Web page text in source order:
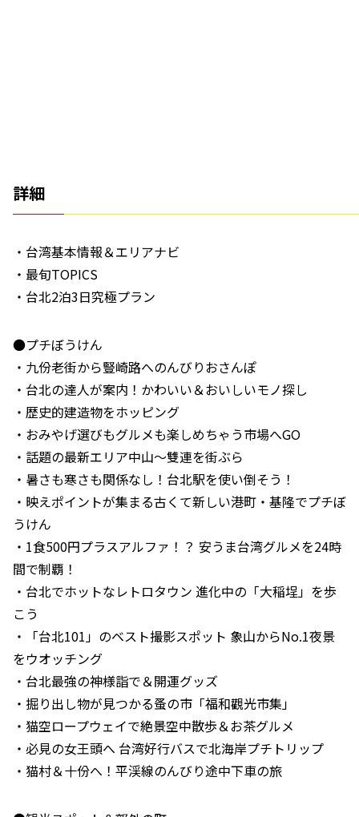
詳細
・台湾基本情報＆エリアナビ
・最旬TOPICS
・台北2泊3日究極プラン
●プチぼうけん
・九份老街から豎崎路へのんびりおさんぽ
・台北の達人が案内！かわいい＆おいしいモノ探し
・歴史的建造物をホッピング
・おみやげ選びもグルメも楽しめちゃう市場へGO
・話題の最新エリア中山～雙連を街ぶら
・暑さも寒さも関係なし！台北駅を使い倒そう！
・映えポイントが集まる古くて新しい港町・基隆でプチぼ
うけん
・1食500円プラスアルファ！？ 安うま台湾グルメを24時
間で制覇！
・台北でホットなレトロタウン 進化中の「大稲埕」を歩
こう
・「台北101」のベスト撮影スポット 象山からNo.1夜景
をウオッチング
・台北最強の神様詣で＆開運グッズ
・掘り出し物が見つかる蚤の市「福和觀光市集」
・猫空ロープウェイで絶景空中散歩＆お茶グルメ
・必見の女王頭へ 台湾好行バスで北海岸プチトリップ
・猫村＆十份へ！平渓線のんびり途中下車の旅